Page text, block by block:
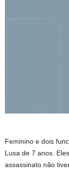
Feminino e dois
Lusa de 7 anos.
assassinato não